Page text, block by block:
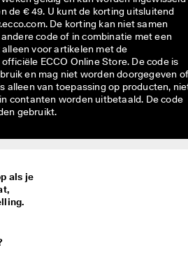
de € 49. U kunt de korting uitsluitend
De korting kan niet samen
code of in combinatie met een
voor artikelen met de
ECCO Online Store. De code is
en mag niet worden doorgegeven
alleen van toepassing op producten,
contanten worden uitbetaald. De code
gebruikt.
als je